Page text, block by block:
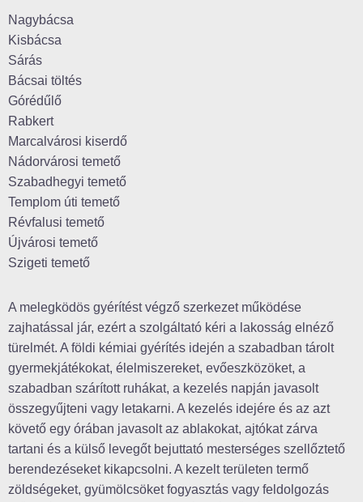
Nagybácsa
Kisbácsa
Sárás
Bácsai töltés
Górédűlő
Rabkert
Marcalvárosi kiserdő
Nádorvárosi temető
Szabadhegyi temető
Templom úti temető
Révfalusi temető
Újvárosi temető
Szigeti temető
A melegködös gyérítést végző szerkezet működése
zajhatással jár, ezért a szolgáltató kéri a lakosság elnéző
türelmét. A földi kémiai gyérítés idején a szabadban tárolt
gyermekjátékokat, élelmiszereket, evőeszközöket, a
szabadban szárított ruhákat, a kezelés napján javasolt
összegyűjteni vagy letakarni. A kezelés idejére és az azt
követő egy órában javasolt az ablakokat, ajtókat zárva
tartani és a külső levegőt bejuttató mesterséges szellőztető
berendezéseket kikapcsolni. A kezelt területen termő
zöldségeket, gyümölcsöket fogyasztás vagy feldolgozás